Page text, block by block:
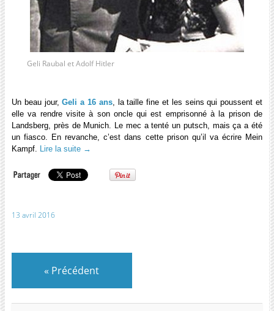
Geli Raubal et Adolf Hitler
Un beau jour,Geli a 16 ans, la taille fine et les seins qui poussent et
elle va rendre visite à son oncle qui est emprisonné à la prison de
Landsberg, près de Munich. Le mec a tenté un putsch, mais ça a été
un fiasco. En revanche, c’est dans cette prison qu’il va écrire Mein
Kampf. Lire la suite →
13 avril 2016
« Précédent